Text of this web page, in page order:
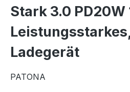
Stark 3.0 PD20W
Ladegerät
PATONA